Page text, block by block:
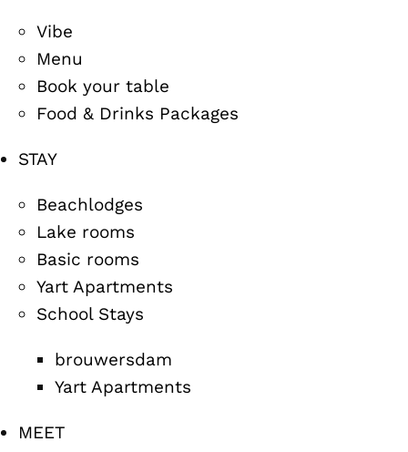
Vibe
Menu
Book your table
Food & Drinks Packages
STAY
Beachlodges
Lake rooms
Basic rooms
Yart Apartments
School Stays
brouwersdam
Yart Apartments
MEET